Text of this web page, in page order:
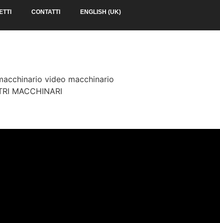
CONTATTI ENGLISH (UK)
video macchinario
MACCHINARI